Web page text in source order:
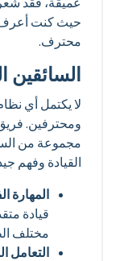
حيث كنت أعرف
محترف.
السائقين
لا يكتمل أي
ومحترفين.
مجموعة من
القيادة وفهم
المهارة
قيادة
مختلف
التعامل